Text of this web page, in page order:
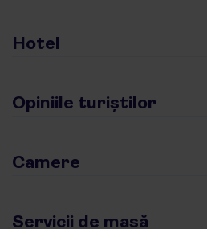
Hotel
Opiniile turiștilor
Camere
Servicii de masă